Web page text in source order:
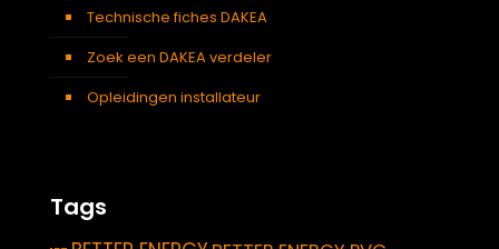
Technische fiches DAKEA
Zoek een DAKEA verdeler
Opleidingen installateur
Tags